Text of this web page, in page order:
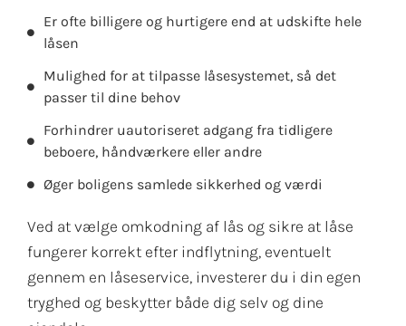
Er ofte billigere og hurtigere end at udskifte hele
låsen
Mulighed for at tilpasse låsesystemet, så det
passer til dine behov
Forhindrer uautoriseret adgang fra tidligere
beboere, håndværkere eller andre
Øger boligens samlede sikkerhed og værdi
Ved at vælge omkodning af lås og sikre at låse
fungerer korrekt efter indflytning, eventuelt
gennem en låseservice, investerer du i din egen
tryghed og beskytter både dig selv og dine